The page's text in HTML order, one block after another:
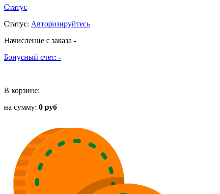
Статус
Статус: Авторизируйтесь
Начисление с заказа -
Бонусный счет: -
В корзине:
на сумму: 0 руб